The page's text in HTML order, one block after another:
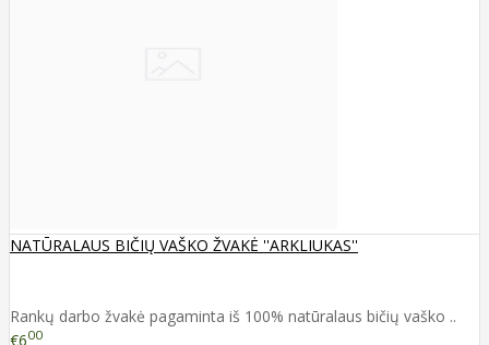
NATŪRALAUS BIČIŲ VAŠKO ŽVAKĖ ''ARKLIUKAS''
Rankų darbo žvakė pagaminta iš 100% natūralaus bičių vaško ..
€600